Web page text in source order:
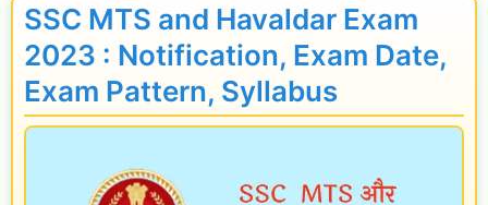
e
e
:
सै
री
a
r
y
2
2
S
C
C
G
E
SSC MTS and Havaldar Exam
2023 : Notification, Exam Date,
Exam Pattern, Syllabus